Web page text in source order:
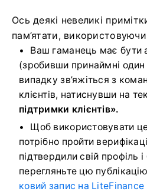
Ось деякі невеликі
пам’ятати,
Ваш гаманець має бути
(зробивши принаймні один
випадку зв’яжіться з
клієнтів, натиснувши на
підтримки клієнтів».
Щоб використовувати
потрібно пройти
підтвердили свій профіль
перегляньте цю
ковий запис на LiteFinance